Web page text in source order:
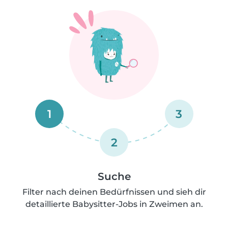
1
2
3
Suche
Filter nach deinen Bedürfnissen und sieh dir
detaillierte Babysitter-Jobs in Zweimen an.